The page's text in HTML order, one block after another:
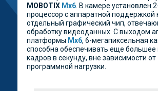
MOBOTIX Mx6 . В камере установлен
процессор с аппаратной поддержкой
отдельный графический чип,
обработку видеоданных. С выходом
платформы Mx6, 6-мегапиксельная
способна обеспечивать еще большее
кадров в секунду, вне зависимости от
программной нагрузки.